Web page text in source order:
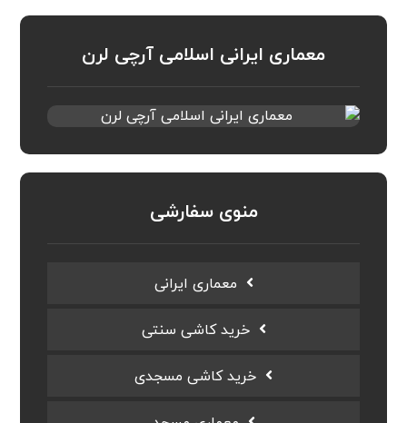
معماری ایرانی اسلامی آرچی لرن
منوی سفارشی
معماری ایرانی
خرید کاشی سنتی
خرید کاشی مسجدی